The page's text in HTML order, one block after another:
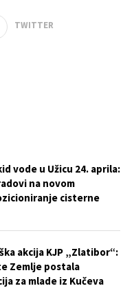
TWITTER
vode u Užicu 24. aprila:
na novom
cisterne
akcija KJP „Zlatibor“:
Zemlje postala
za mlade iz Kučeva